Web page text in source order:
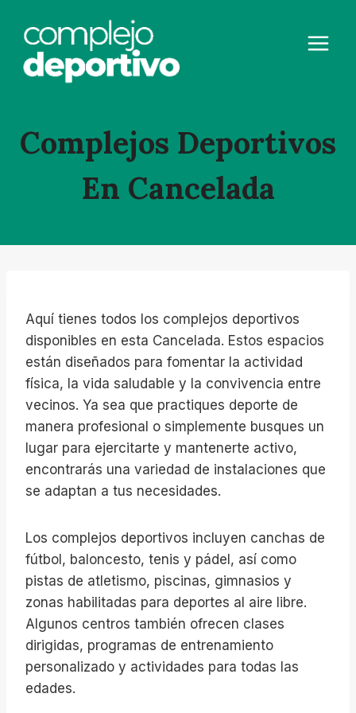
contenido
Complejos Deportivos
En Cancelada
Aquí tienes todos los complejos deportivos
disponibles en esta Cancelada. Estos espacios
están diseñados para fomentar la actividad
física, la vida saludable y la convivencia entre
vecinos. Ya sea que practiques deporte de
manera profesional o simplemente busques un
lugar para ejercitarte y mantenerte activo,
encontrarás una variedad de instalaciones que
se adaptan a tus necesidades.
Los complejos deportivos incluyen canchas de
fútbol, baloncesto, tenis y pádel, así como
pistas de atletismo, piscinas, gimnasios y
zonas habilitadas para deportes al aire libre.
Algunos centros también ofrecen clases
dirigidas, programas de entrenamiento
personalizado y actividades para todas las
edades.